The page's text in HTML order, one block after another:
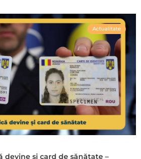
Actualitate
devine și card de sănătate –